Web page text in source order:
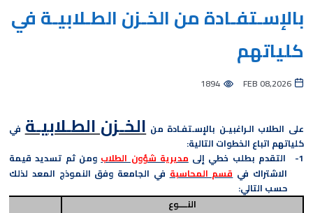
بالإسـتفـادة من الخـزن الطـلابيـة في
كلياتهم
FEB 08,2026
1894
على الطلاب الـراغبيـن بالإسـتفـادة من الخـزن الطـلابيـة في
كلياتهم اتباع الخطوات التالية:
1-
التقدم بطلب خطي إلىمديرية شؤون الطلابومن ثم تسديد قيمة
الاشتراك فيقسم المحاسبةفي الجامعة وفق النموذج المعد لذلك
حسب التالي:
النــــوع